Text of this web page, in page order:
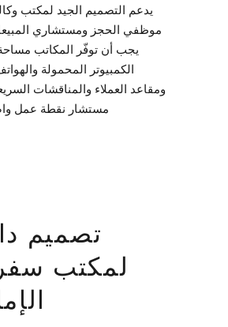
يدعم التصميم الجيد لمكتب
موظفي الحجز ومستشاري
يجب أن توفّر المكاتب
الكمبيوتر المحمولة
ومقاعد العملاء والمناقشات
مستشار نقطة عمل
تصميم
لمكتب